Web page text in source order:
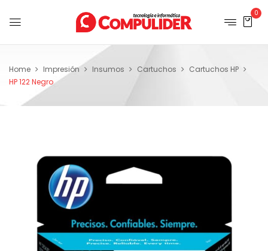
0
Home Impresión Insumos Cartuchos
Cartuchos HP
HP 122 Negro